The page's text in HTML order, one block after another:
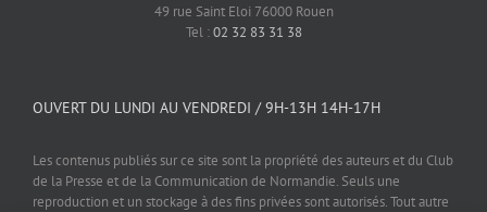
49 rue Saint Eloi 76000 Rouen
Tel :02 32 83 31 38
OUVERT DU LUNDI AU VENDREDI / 9H-13H 14H-17H
Les contenus publiés sur ce site sont la propriété des auteurs et du Club
de la Presse et de la Communication de Normandie. Seuls une
reproduction et un stockage à des fins privées sont autorisés. Tout autre